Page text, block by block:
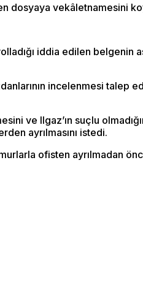
dosyaya vekâletnamesini
iddia edilen belgenin
incelenmesi talep
ve Ilgaz’ın suçlu
ayrılmasını istedi.
ofisten ayrılmadan